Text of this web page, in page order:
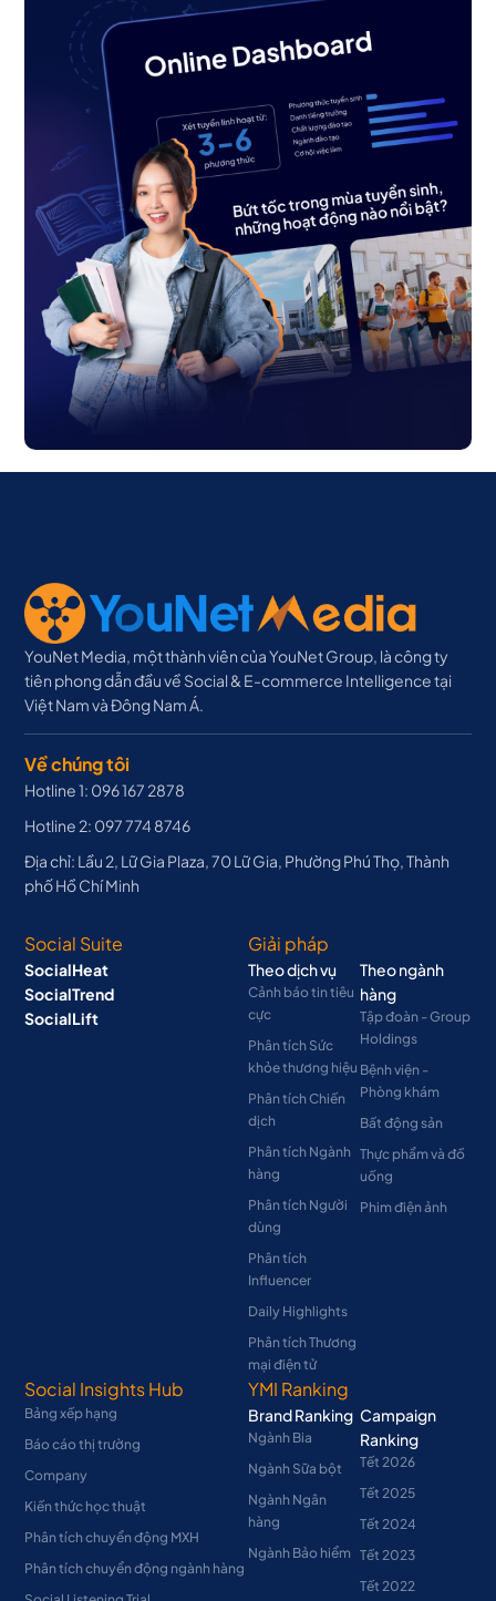
YouNet Media, một thành viên của YouNet Group, là công ty
tiên phong dẫn đầu về Social & E-commerce Intelligence tại
Việt Nam và Đông Nam Á.
Về chúng tôi
Hotline 1: 096 167 2878
Hotline 2: 097 774 8746
Địa chỉ: Lầu 2, Lữ Gia Plaza, 70 Lữ Gia, Phường Phú Thọ, Thành
phố Hồ Chí Minh
Social Suite
SocialHeat
SocialTrend
SocialLift
Giải pháp
Theo dịch vụ
Cảnh báo tin tiêu
cực
Phân tích Sức
khỏe thương hiệu
Phân tích Chiến
dịch
Phân tích Ngành
hàng
Phân tích Người
dùng
Phân tích
Influencer
Daily Highlights
Phân tích Thương
mại điện tử
Theo ngành
hàng
Tập đoàn - Group
Holdings
Bệnh viện -
Phòng khám
Bất động sản
Thực phẩm và đồ
uống
Phim điện ảnh
Social Insights Hub
Bảng xếp hạng
Báo cáo thị trường
Company
Kiến thức học thuật
Phân tích chuyển động MXH
Phân tích chuyển động ngành hàng
YMI Ranking
Brand Ranking
Ngành Bia
Ngành Sữa bột
Ngành Ngân
hàng
Ngành Bảo hiểm
Campaign
Ranking
Tết 2026
Tết 2025
Tết 2024
Tết 2023
Tết 2022